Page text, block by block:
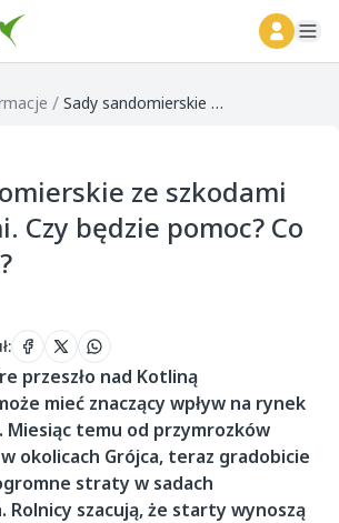
/ Sady sandomierskie ze szkodami gradowymi. Czy będzie pomoc? Co z owocami?
ze szkodami
Czy będzie pomoc? Co
:
przeszło nad Kotliną
mieć znaczący wpływ na rynek
Miesiąc temu od przymrozków
okolicach Grójca, teraz gradobicie
straty w sadach
Rolnicy szacują, że starty wynoszą